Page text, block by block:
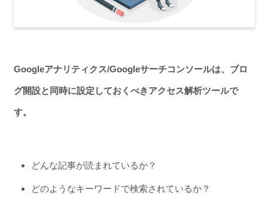
Googleアナリティクス/Googleサーチコンソールは、ブロ
グ開設と同時に設定しておくべきアクセス解析ツールで
す。
どんな記事が読まれているか？
どのようなキーワードで検索されているか？